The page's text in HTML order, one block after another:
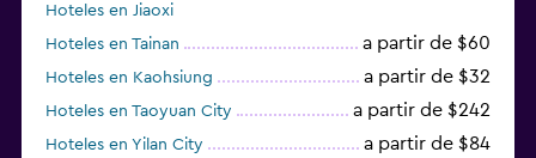
Hoteles en Jiaoxi
Hoteles en Tainan
a partir de $60
Hoteles en Kaohsiung a partir de $32
Hoteles en Taoyuan City a partir de $242
Hoteles en Yilan City a partir de $84